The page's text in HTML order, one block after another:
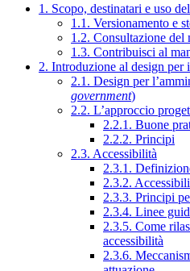
1. Scopo, destinatari e uso
1.1. Versionamento e
1.2. Consultazione del
1.3. Contribuisci al
2. Introduzione al design
2.1. Design per
government)
2.2. L’approccio
2.2.1. Buone
2.2.2. Principi
2.3. Accessibilità
2.3.1.
2.3.2.
2.3.3. Principi
2.3.4. Linee
2.3.5. Come
accessibilità
2.3.6.